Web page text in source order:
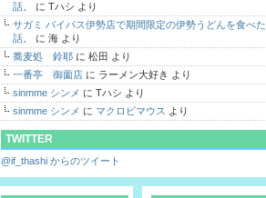
話。
に Tハシ より
サガミ バイパス伊勢店で期間限定の伊勢うどんを食べた
話。
に 海 より
蕎麦処 鈴耶 に 松田 より
一番亭 御薗店 に ラーメン大好き より
sinmme シンメ に Tハシ より
sinmme シンメ に マクロビマウス より
TWITTER
@if_thashi からのツイート